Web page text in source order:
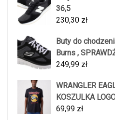
36,5
230,30 zł
Buty do
Burns ,
249,99 zł
WRANGLER
KOSZULKA
69,99 zł